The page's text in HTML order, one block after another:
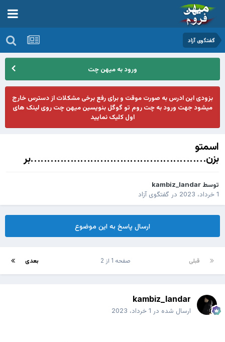
گفتگوی آزاد
ورود به میهن چت
بزودی این ادرس به صورت موقت و برای رفع برخی مشکلات از دسترس خارج
میشود جهت ورود به چت روم تو گوگل بنویسین میهن چت روی لینک های
اول کلیک نمایید
اسمتو
بزن.....................................................بر
توسط kambiz_landar
در گفتگوی آزاد
ارسال پاسخ به این موضوع
قبلی بعدی صفحه 1 از 2
kambiz_landar
ارسال شده در